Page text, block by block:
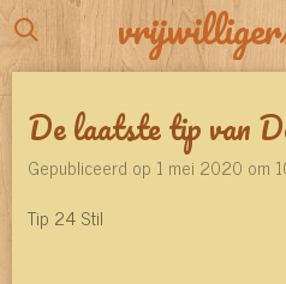
Ga
direct
deDe laatste tip van
Gepubliceerd op 1 mei 2020 om
Tip 24 Stil